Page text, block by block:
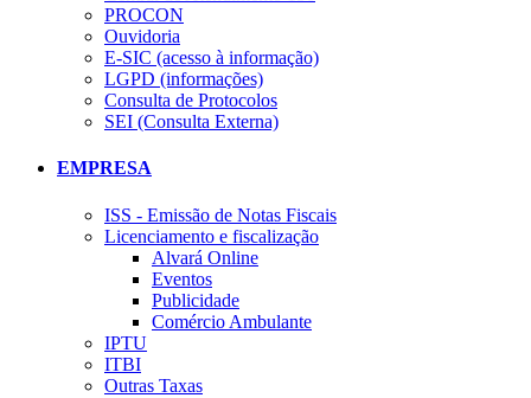
PROCON
Ouvidoria
E-SIC (acesso à informação)
LGPD (informações)
Consulta de Protocolos
SEI (Consulta Externa)
EMPRESA
ISS - Emissão de Notas Fiscais
Licenciamento e fiscalização
Alvará Online
Eventos
Publicidade
Comércio Ambulante
IPTU
ITBI
Outras Taxas